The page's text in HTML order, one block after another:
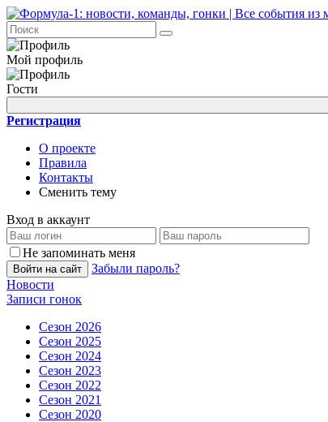
Мой профиль
Гости
Регистрация
О проекте
Правила
Контакты
Сменить тему
Вход в аккаунт
Не запоминать меня
Войти на сайт
Забыли пароль?
Новости
Записи гонок
Сезон 2026
Сезон 2025
Сезон 2024
Сезон 2023
Сезон 2022
Сезон 2021
Сезон 2020